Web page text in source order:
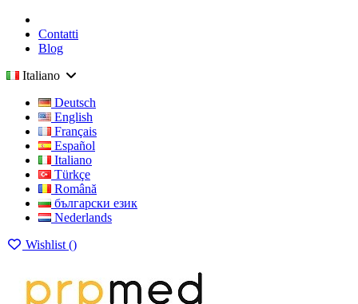
Contatti
Blog
Italiano
Deutsch
English
Français
Español
Italiano
Türkçe
Română
български език
Nederlands
Wishlist ()